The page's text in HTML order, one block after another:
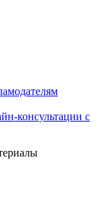
консультации с